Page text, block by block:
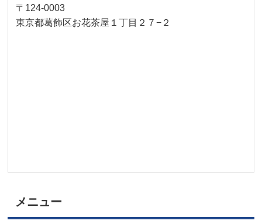
〒124-0003
東京都葛飾区お花茶屋１丁目２７−２
メニュー